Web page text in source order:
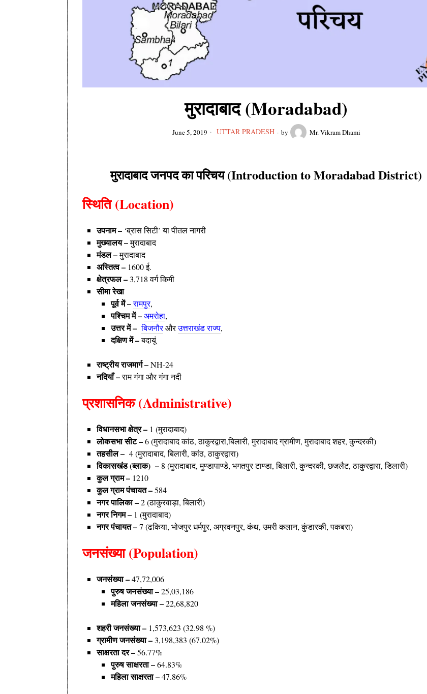
मुरादाबाद (Moradabad)
June 5, 2019 UTTAR PRADESH by Mr. Vikram Dhami
मुरादाबाद जनपद का परिचय (Introduction to Moradabad District)
स्थिति (Location)
उपनाम – ‘ब्रास सिटी’ या पीतल नागरी
मुख्यालय –मुरादाबाद
मंडल–मुरादाबाद
अस्तित्व – 1600 ई.
क्षेत्रफल –3,718वर्ग किमी
सीमा रेखा
पूर्व में –रामपुर,
पश्चिम में –अमरोहा,
उत्तर में –बिजनौरऔरउत्तराखंड राज्य,
दक्षिण में –बदायूं
राष्ट्रीय राजमार्ग –NH-24
नदियाँ –राम गंगा और गंगा नदी
प्रशासनिक (Administrative)
विधानसभा क्षेत्र – 1 (मुरादाबाद)
लोकसभा सीट –6 (मुरादाबाद कांठ, ठाकुरद्वारा,बिलारी, मुरादाबाद ग्रामीण, मुरादाबाद शहर, कुन्दरकी)
तहसील – 4 (मुरादाबाद, बिलारी, कांठ, ठाकुरद्वारा)
विकासखंड (ब्लाक) – 8 (मुरादाबाद, मुण्डापाण्डे, भगतपुर टाण्डा, बिलारी, कुन्दरकी, छजलैट, ठाकुरद्वारा, डिलारी)
कुल ग्राम – 1210
कुल ग्राम पंचायत –584
नगर पालिका –2 (ठाकुरवाड़ा, बिलारी)
नगर निगम – 1 (मुरादाबाद)
नगर पंचायत –7 (ढकिया, भोजपुर धर्मपुर, अग्रवनपुर, कंथ, उमरी कलान, कुंडारकी, पकबरा)
जनसंख्या (Population)
जनसंख्या –47,72,006
पुरुषजनसंख्या –25,03,186
महिलाजनसंख्या –22,68,820
शहरी जनसंख्या – 1,573,623 (32.98 %)
ग्रामीण जनसंख्या –3,198,383 (67.02%)
साक्षरतादर –56.77%
पुरुष साक्षरता –64.83%
महिलासाक्षरता –47.86%